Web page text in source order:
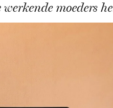
moeders